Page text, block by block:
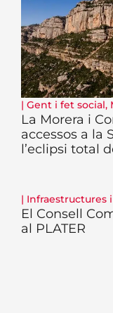
| Gent i fet social,
La Morera i
accessos a la
l’eclipsi total
| Infraestructures
El Consell
al PLATER